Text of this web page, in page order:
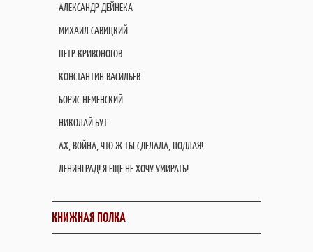
АЛЕКСАНДР ДЕЙНЕКА
МИХАИЛ САВИЦКИЙ
ПЕТР КРИВОНОГОВ
КОНСТАНТИН ВАСИЛЬЕВ
БОРИС НЕМЕНСКИЙ
НИКОЛАЙ БУТ
АХ, ВОЙНА, ЧТО Ж ТЫ СДЕЛАЛА, ПОДЛАЯ!
ЛЕНИНГРАД! Я ЕЩЕ НЕ ХОЧУ УМИРАТЬ!
КНИЖНАЯ ПОЛКА